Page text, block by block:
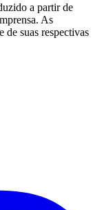
a partir de
As
de suas respectivas